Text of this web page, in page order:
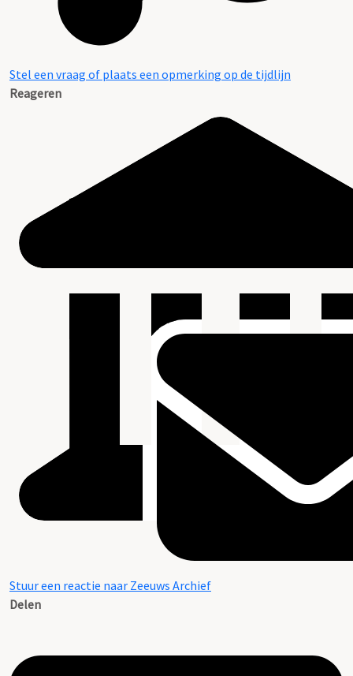
Stel een vraag of plaats een opmerking op de tijdlijn
Reageren
Stuur een reactie naar Zeeuws Archief
Delen